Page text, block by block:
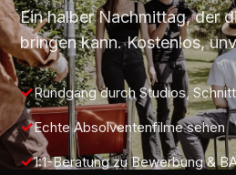
Ein halber Nachmittag, der
bringen kann. Kostenlos,
Rundgang durch Studios,
Echte Absolventenfilme sehen
1:1-Beratung zu Bewerbung &